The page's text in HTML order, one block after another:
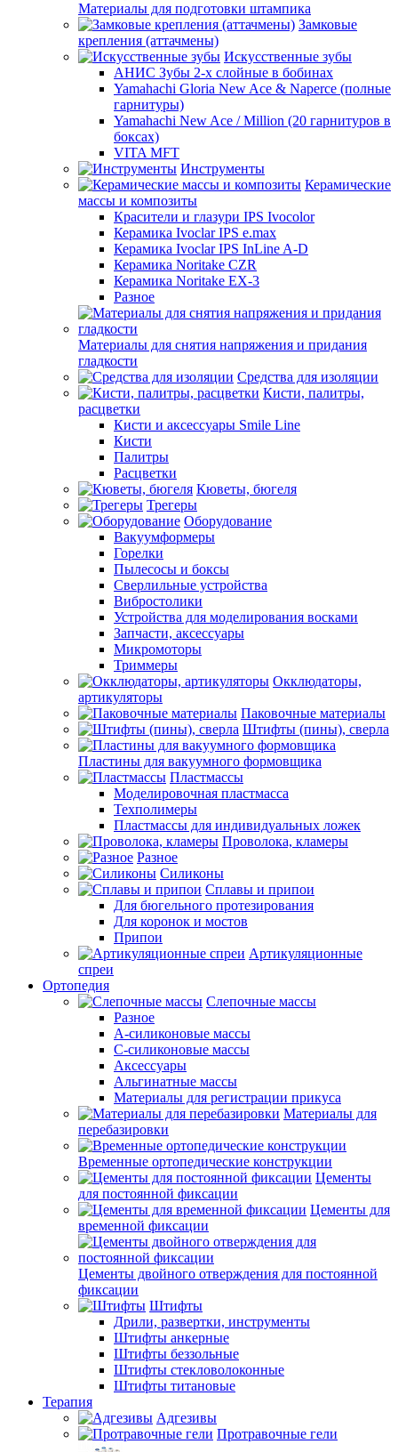
Материалы для подготовки штампика
Замковые
крепления (аттачмены)
Искусственные зубы
АНИС Зубы 2-х слойные в бобинах
Yamahachi Gloria New Ace & Naperce (полные
гарнитуры)
Yamahachi New Ace / Million (20 гарнитуров в
боксах)
VITA MFT
Инструменты
Керамические
массы и композиты
Красители и глазури IPS Ivocolor
Керамика Ivoclar IPS e.max
Керамика Ivoclar IPS InLine A-D
Керамика Noritake CZR
Керамика Noritake EX-3
Разное
Материалы для снятия напряжения и придания
гладкости
Средства для изоляции
Кисти, палитры,
расцветки
Кисти и аксессуары Smile Line
Кисти
Палитры
Расцветки
Кюветы, бюгеля
Трегеры
Оборудование
Вакуумформеры
Горелки
Пылесосы и боксы
Сверлильные устройства
Вибростолики
Устройства для моделирования восками
Запчасти, аксессуары
Микромоторы
Триммеры
Окклюдаторы,
артикуляторы
Паковочные материалы
Штифты (пины), сверла
Пластины для вакуумного формовщика
Пластмассы
Моделировочная пластмасса
Техполимеры
Пластмассы для индивидуальных ложек
Проволока, кламеры
Разное
Силиконы
Сплавы и припои
Для бюгельного протезирования
Для коронок и мостов
Припои
Артикуляционные
спреи
Ортопедия
Слепочные массы
Разное
А-силиконовые массы
С-силиконовые массы
Аксессуары
Альгинатные массы
Материалы для регистрации прикуса
Материалы для
перебазировки
Временные ортопедические конструкции
Цементы
для постоянной фиксации
Цементы для
временной фиксации
Цементы двойного отверждения для постоянной
фиксации
Штифты
Дрили, развертки, инструменты
Штифты анкерные
Штифты беззольные
Штифты стекловолоконные
Штифты титановые
Терапия
Адгезивы
Протравочные гели